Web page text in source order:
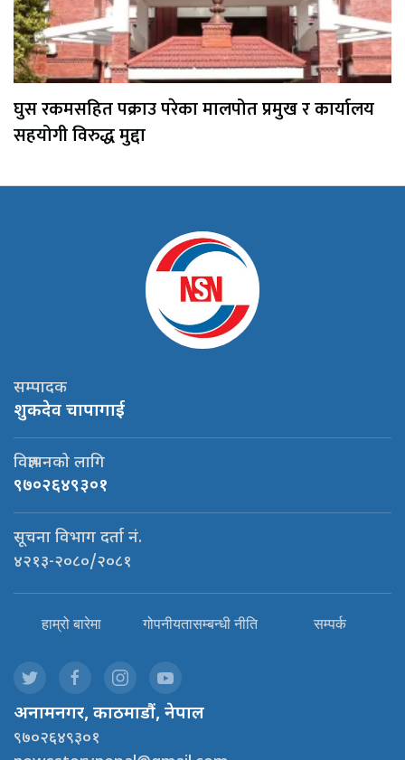
घुस रकमसहित पक्राउ परेका मालपोत प्रमुख र कार्यालय
सहयोगी विरुद्ध मुद्दा
सम्पादक
शुकदेव चापागाई
विज्ञापनको लागि
९७०२६४९३०१
सूचना विभाग दर्ता नं.
४२१३-२०८०/२०८१
हाम्रो बारेमा गोपनीयतासम्बन्धी नीति सम्पर्क
अनामनगर, काठमाडौं, नेपाल
९७०२६४९३०१